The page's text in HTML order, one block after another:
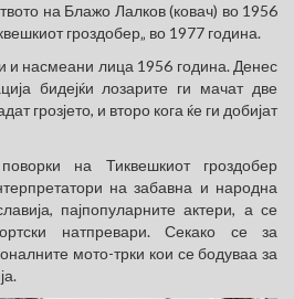
на Блажо Лалков (ковач) во 1956
гроздобер„ во 1977 година.
и насмеани лица 1956 година. Денес
бидејќи лозарите ги мачат две
грозјето, и второ кога ќе ги добијат
на Тиквешкиот гроздобер
на забавна и народна
пајпопуларните актери, а се
натпревари. Секако се за
мото-трки кои се бодуваа за